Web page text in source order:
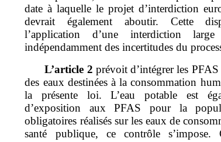
date à laquelle le projet d’interdiction
devrait également aboutir. Cette
l’application d’une interdiction
indépendamment des incertitudes du
L’article 2 prévoit d’intégrer les
des eaux destinées à la consommation
la présente loi. L’eau potable est
d’exposition aux PFAS pour la
obligatoires réalisés sur les eaux de
santé publique, ce contrôle s’impose.